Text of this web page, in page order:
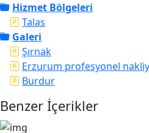
Hizmet Bölgeleri
Talas
Galeri
Şırnak
Erzurum profesyonel
Burdur
Benzer İçerikler